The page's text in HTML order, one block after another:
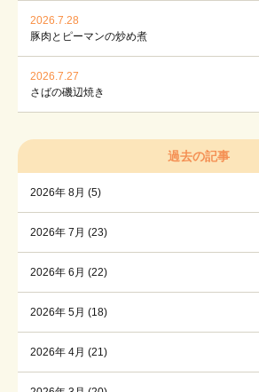
2026.7.28
豚肉とピーマンの炒め煮
2026.7.27
さばの磯辺焼き
過去の記事
2026年 8月 (5)
2026年 7月 (23)
2026年 6月 (22)
2026年 5月 (18)
2026年 4月 (21)